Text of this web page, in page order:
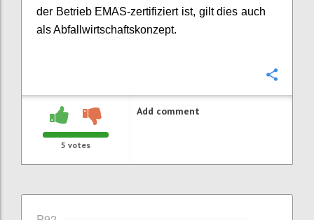
der Betrieb EMAS-zertifiziert ist, gilt dies auch
als Abfallwirtschaftskonzept.
5 votes
Add comment